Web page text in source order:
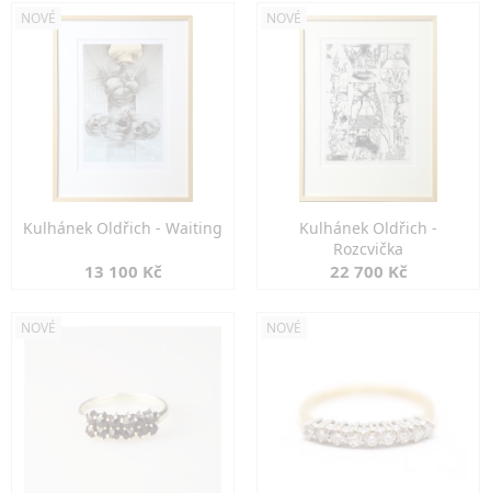
NOVÉ
Kulhánek Oldřich - Waiting
13 100 Kč
NOVÉ
Kulhánek Oldřich -
Rozcvička
22 700 Kč
NOVÉ NOVÉ